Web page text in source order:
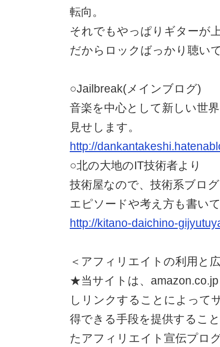
転向。
それでもやっぱりギターが
だからロックばっかり聴い
○Jailbreak(メインブログ)
音楽を中心として新しい世
見せします。
http://
○北の大地のIT技術者より
技術屋なので、技術系ブロ
エピソードや考え方も書い
http://kitano-daichino-
＜アフィリエイトの利用と
★当サイトは、
しリンクすることによって
得できる手段を提供するこ
たアフィリエイト宣伝プロ